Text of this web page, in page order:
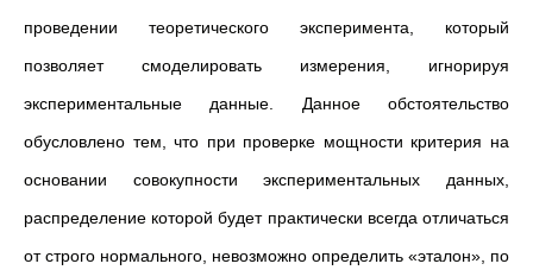
проведении теоретического эксперимента, который
позволяет смоделировать измерения, игнорируя
экспериментальные данные. Данное обстоятельство
обусловлено тем, что при проверке мощности критерия на
основании совокупности экспериментальных данных,
распределение которой будет практически всегда отличаться
от строго нормального, невозможно определить «эталон», по